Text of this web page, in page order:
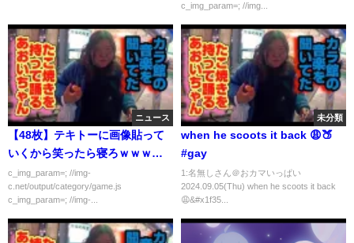
c_img_param=; //img...
ニュース
【48枚】テキトーに画像貼って
いくから笑ったら寝ろｗｗｗｗ
ｗ
c_img_param=; //img-
c.net/output/category/game.js
c_img_param=; //img-...
未分類
when he scoots it back 😩🍑
#gay
1:名無しさん＠おカマいっぱい
2024.09.05(Thu) when he scoots it back
😩&#x1f35...